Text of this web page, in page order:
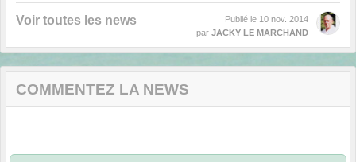
Voir toutes les news Publié le 10 nov. 2014
par JACKY LE MARCHAND
COMMENTEZ LA NEWS